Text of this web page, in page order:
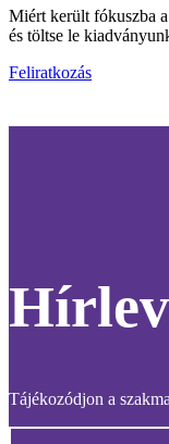
Miért került fókuszba
és töltse le
Feliratkozás
Tájékozódjon a